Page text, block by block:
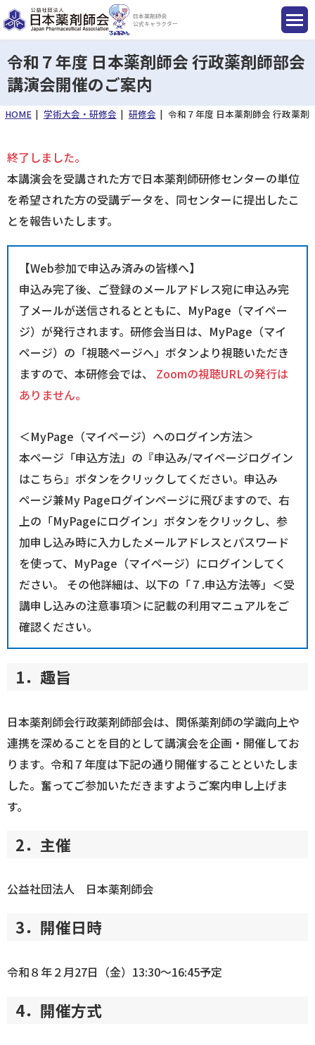
日本薬剤師会
公式キャラクター
国民のみなさまへ
会員のみなさまへ
薬剤師を目指す方へ
入会のご案内
ログイン
令和７年度 日本薬剤師会 行政薬剤師部会
講演会開催のご案内
HOME 学術大会・研修会 研修会 令和７年度 日本薬剤師会 行政薬剤
終了しました。
本講演会を受講された方で日本薬剤師研修センターの単位
を希望された方の受講データを、同センターに提出したこ
とを報告いたします。
【Web参加で申込み済みの皆様へ】
申込み完了後、ご登録のメールアドレス宛に申込み完
了メールが送信されるとともに、MyPage（マイペー
ジ）が発行されます。研修会当日は、MyPage（マイ
ページ）の「視聴ページへ」ボタンより視聴いただき
ますので、本研修会では、 Zoomの視聴URLの発行は
ありません。
＜MyPage（マイページ）へのログイン方法＞
本ページ「申込方法」の『申込み/マイページログイン
はこちら』ボタンをクリックしてください。申込み
ページ兼My Pageログインページに飛びますので、右
上の「MyPageにログイン」ボタンをクリックし、参
加申し込み時に入力したメールアドレスとパスワード
を使って、MyPage（マイページ）にログインしてく
ださい。 その他詳細は、以下の「７.申込方法等」＜受
講申し込みの注意事項＞に記載の利用マニュアルをご
確認ください。
1．趣旨
日本薬剤師会行政薬剤師部会は、関係薬剤師の学識向上や
連携を深めることを目的として講演会を企画・開催してお
ります。令和７年度は下記の通り開催することといたしま
した。奮ってご参加いただきますようご案内申し上げま
す。
2．主催
公益社団法人 日本薬剤師会
3．開催日時
令和８年２月27日（金）13:30～16:45予定
4．開催方式